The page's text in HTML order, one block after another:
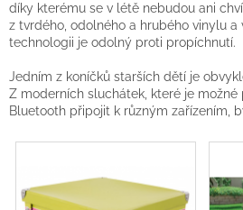
díky kterému se v létě nebudou ani
z tvrdého, odolného a hrubého vinylu
technologii je odolný proti propíchnutí.
Jedním z koníčků starších dětí je
Z moderních sluchátek, které je možné
Bluetooth připojit k různým zařízením,